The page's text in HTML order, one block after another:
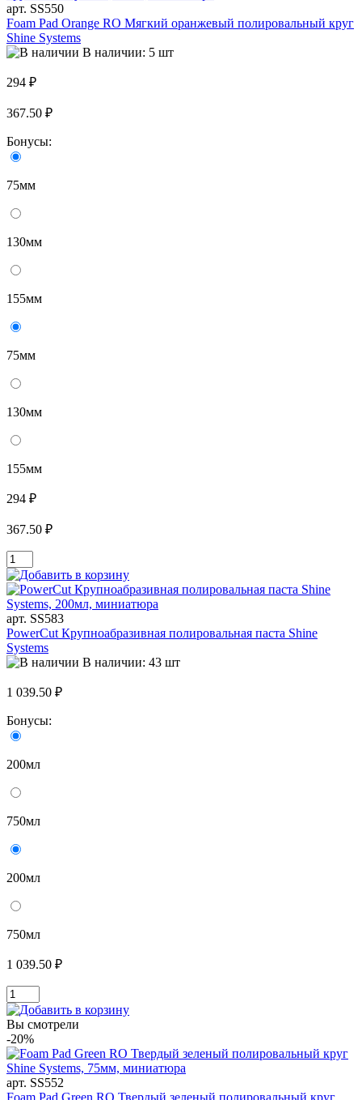
арт. SS550
Foam Pad Orange RO Мягкий оранжевый полировальный круг
Shine Systems
В наличии: 5 шт
294 ₽
367.50 ₽
Бонусы:
75мм
130мм
155мм
75мм
130мм
155мм
294 ₽
367.50 ₽
арт. SS583
PowerCut Крупноабразивная полировальная паста Shine
Systems
В наличии: 43 шт
1 039.50 ₽
Бонусы:
200мл
750мл
200мл
750мл
1 039.50 ₽
Вы смотрели
-20%
арт. SS552
Foam Pad Green RO Твердый зеленый полировальный круг